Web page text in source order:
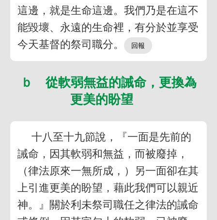
這邊，就是生命這邊。我們乃是在這不
能毀壞、永遠的生命裡，有分於並享受
今天基督的祭司職分。
ｂ 從軟弱無益的誡命，更換為
更美的盼望
十八至十九節說，『一面是先前的
誡命，因其軟弱和無益，而被廢掉，
（律法原來一無所成，）另一面卻在其
上引進更美的盼望，藉此我們可以親近
神。』關於利未祭司職任之律法的誡命